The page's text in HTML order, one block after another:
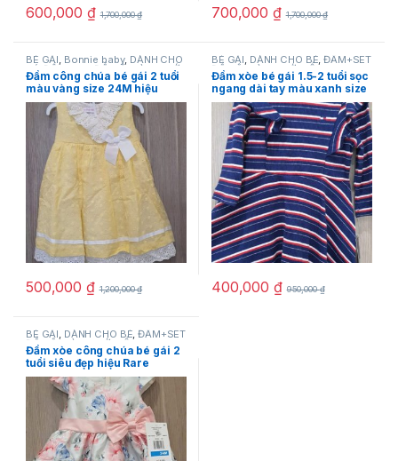
600,000 ₫ 1,700,000₫ 700,000 ₫ 1,700,000₫
BÉ GÁI, Bonnie baby, DÀNH CHO
BÉ, ĐẦM+SET ĐỒ BỘ HÀNG MỚI
VỀ,NEW,SẢN PHẨM KHUYẾN
MÃI
Đầm công chúa bé gái 2 tuổi
màu vàng size 24M hiệu
Bonnie baby chính hãng
hàng hiệu mỹ
500,000 ₫ 1,200,000₫
BÉ GÁI, DÀNH CHO BÉ,ĐẦM+SET
ĐỒ BỘ , HÀNG MỚI VỀ ,Tommy
Hilfiger
Đầm xòe bé gái 1.5-2 tuổi sọc
ngang dài tay màu xanh size
18M & size 24M hiệu Tommy
Hilfiger hàng mỹ
400,000 ₫ 950,000₫
BÉ GÁI, DÀNH CHO BÉ,ĐẦM+SET
ĐỒ BỘ , HÀNG MỚI VỀ , NEW Rare
editions,SẢN PHẨM KHUYẾN
MÃI
Đầm xòe công chúa bé gái 2
tuổi siêu đẹp hiệu Rare
Editions size 24M hàng hiệu
mỹ chính hãng